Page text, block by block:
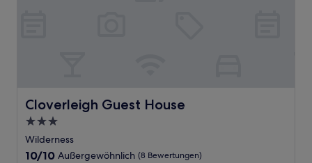
Cloverleigh Guest House
Cloverleigh Guest House
3.0-
Sterne-
Unterkunft
Wilderness
10.0
10/10 Außergewöhnlich (8 Bewertungen)